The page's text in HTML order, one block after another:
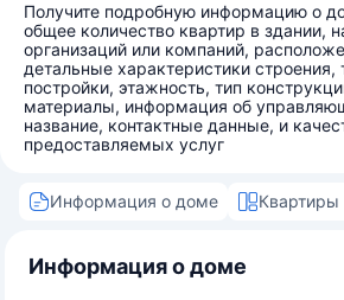
Получите подробную информацию о
общее количество квартир в здании,
организаций или компаний,
детальные характеристики строения,
постройки, этажность, тип
материалы, информация об
название, контактные данные, и
предоставляемых услуг
Информация о доме Квартиры
Информация о доме